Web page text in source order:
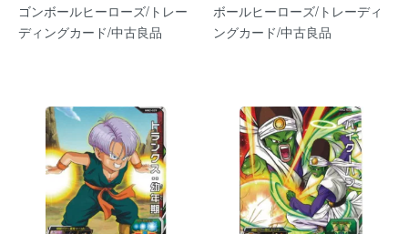
ゴンボールヒーローズ/トレー
ディングカード/中古良品
ボールヒーローズ/トレーディ
ングカード/中古良品